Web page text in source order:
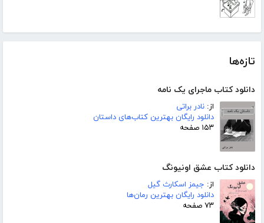
تازه‌ها
دانلود کتاب ماجرای یک نامه
از: نادر براتی
دانلود رایگان بهترین کتاب‌های داستان
۱۵۳ صفحه
دانلود کتاب عشق اونیونگ
از: جیمز اسکارث گیل
دانلود رایگان بهترین رمان‌ها
۷۳ صفحه